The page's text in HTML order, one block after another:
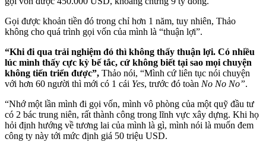
Gọi được khoản tiền đó trong chỉ hơn 1 năm, tuy nhiên, Thảo
không cho quá trình gọi vốn của mình là “thuận lợi”.
“Khi đi qua trải nghiệm đó thì không thấy thuận lợi. Có nhiều
lúc mình thấy cực kỳ bế tắc, cứ không biết tại sao mọi chuyện
không tiến triển được”, Thảo nói, “Mình cứ liên tục nói chuyện
với hơn 60 người thì mới có 1 cái Yes, trước đó toàn No No No”.
“Nhớ một lần mình đi gọi vốn, mình vô phòng của một quỹ đầu tư
có 2 bác trung niên, rất thành công trong lĩnh vực xây dựng. Khi họ
hỏi định hướng về tương lai của mình là gì, mình nói là muốn đem
công ty này tới mức định giá 50 triệu USD.